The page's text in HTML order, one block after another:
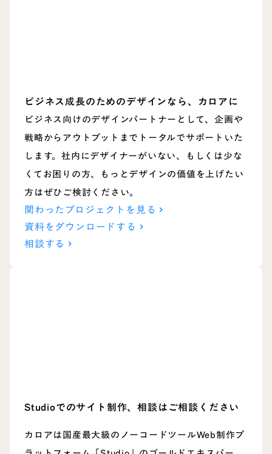
ビジネス成長のためのデザインなら、カロアに
ビジネス向けのデザインパートナーとして、企画や
戦略からアウトプットまでトータルでサポートいた
します。社内にデザイナーがいない、もしくは少な
くてお困りの方、もっとデザインの価値を上げたい
方はぜひご検討ください。
関わったプロジェクトを見る keyboard_arrow_right
資料をダウンロードする keyboard_arrow_right
相談する keyboard_arrow_right
Studioでのサイト制作、相談はご相談ください
カロアは国産最大級のノーコードツールWeb制作プ